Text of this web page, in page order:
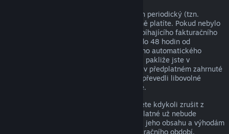
K některému obsahu a službám je nabízen periodický (tzn.
měsíční, roční) přístup, za který opakovaně platíte. Pokud nebylo
periodické předplatné použito během probíhajícího fakturačního
období, můžete o vrácení peněz zažádat do 48 hodin od
zakoupení nebo do 48 hodin od libovolného automatického
obnovení. Obsah je považován za použitý, pakliže jste v
probíhajícím fakturačním období hráli hry v předplatném zahrnuté
nebo jste využili, spotřebovali, upravili či převedli libovolné
výhody nebo slevy s předplatným spojené.
Nezapomeňte, že aktivní předplatné můžete kdykoli zrušit z
. Tím zajistíte, že předplatné už nebude
automaticky obnoveno, nicméně přístup k jeho obsahu a výhodám
Vám zůstane do konce probíhajícího fakturačního období.